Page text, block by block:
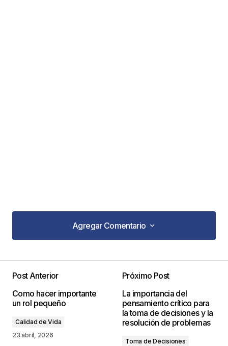
Agregar Comentario
Agregar Comentario
publicada. Los campos obligatorios están
marcados con
Comentario
Post Anterior
Como hacer importante
un rol pequeño
Calidad de Vida
23 abril, 2026
Próximo Post
La importancia del
pensamiento crítico para
la toma de decisiones y la
resolución de problemas
Toma de Decisiones